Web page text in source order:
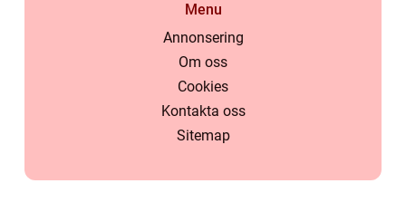
Menu
Annonsering
Om oss
Cookies
Kontakta oss
Sitemap